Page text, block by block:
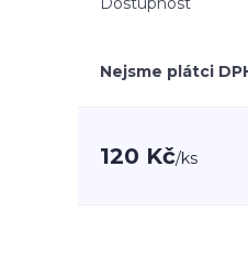
Nejsme plátci
120 Kč/ks